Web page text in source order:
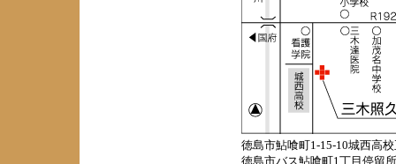
徳島市鮎喰町1-15-10城西高
徳島市バス鮎喰町1丁目停留